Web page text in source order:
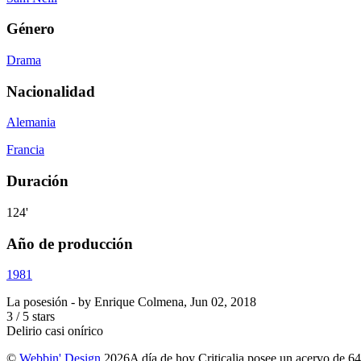
Género
Drama
Nacionalidad
Alemania
Francia
Duración
124'
Año de producción
1981
La posesión - by Enrique Colmena, Jun 02, 2018
3 / 5 stars
Delirio casi onírico